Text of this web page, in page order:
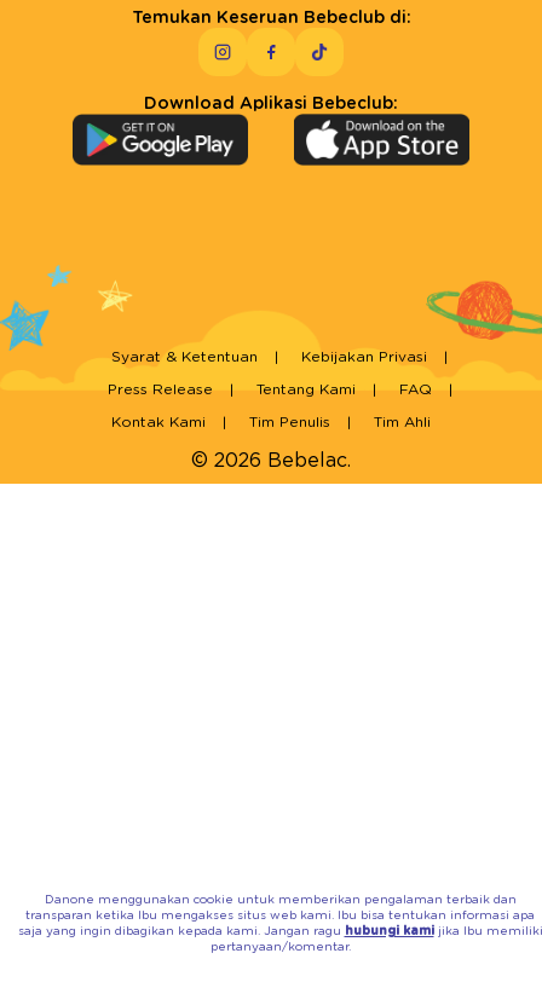
Temukan Keseruan Bebeclub di:
Download Aplikasi Bebeclub:
© 2026 Bebelac.
Syarat & Ketentuan Kebijakan Privasi
Press Release Tentang Kami FAQ
Kontak Kami Tim Penulis Tim Ahli
Danone menggunakan cookie untuk memberikan pengalaman terbaik dan
transparan ketika Ibu mengakses situs web kami. Ibu bisa tentukan informasi apa
saja yang ingin dibagikan kepada kami. Jangan ragu hubungi kamijika Ibu memiliki
pertanyaan/komentar.